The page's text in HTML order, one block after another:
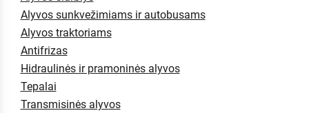
Alyvos sunkvežimiams ir autobusams
Alyvos traktoriams
Antifrizas
Hidraulinės ir pramoninės alyvos
Tepalai
Transmisinės alyvos